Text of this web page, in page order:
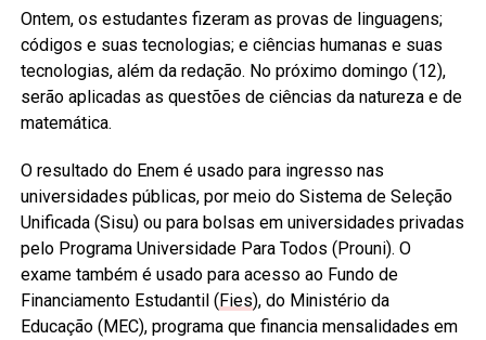
Ontem, os estudantes fizeram as provas de linguagens;
códigos e suas tecnologias; e ciências humanas e suas
tecnologias, além da redação. No próximo domingo (12),
serão aplicadas as questões de ciências da natureza e de
matemática.
O resultado do Enem é usado para ingresso nas
universidades públicas, por meio do Sistema de Seleção
Unificada (Sisu) ou para bolsas em universidades privadas
pelo Programa Universidade Para Todos (Prouni). O
exame também é usado para acesso ao Fundo de
Financiamento Estudantil (Fies), do Ministério da
Educação (MEC), programa que financia mensalidades em